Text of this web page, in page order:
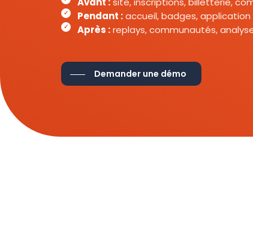
Pendant :accueil, badges, application
Après :replays, communautés,
Demander une démo